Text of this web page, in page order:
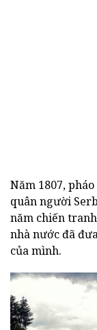
Năm 1807,
quân người
năm chiến
nhà nước đã
của mình.